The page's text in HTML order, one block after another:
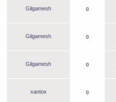
Gilgamesh 0
Gilgamesh 0
Gilgamesh 0
xantox 0